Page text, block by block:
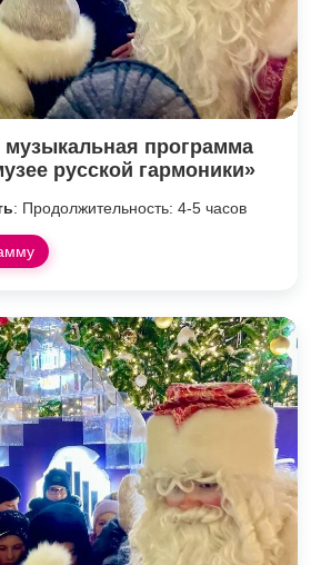
музыкальная программа
русской гармоники»
: Продолжительность: 4-5 часов